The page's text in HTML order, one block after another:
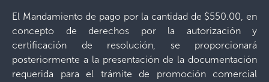
El Mandamiento de pago por la cantidad de $550.00, en
concepto de derechos por la autorización y
certificación de resolución, se proporcionará
posteriormente a la presentación de la documentación
requerida para el trámite de promoción comercial